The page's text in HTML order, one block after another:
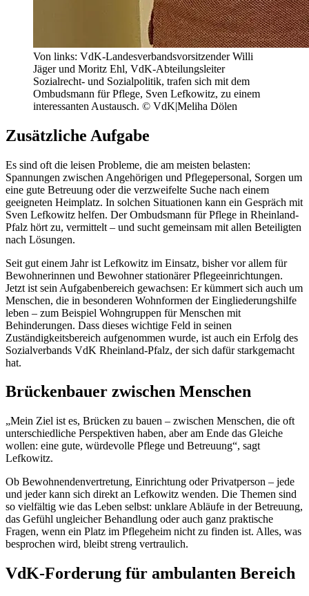
Von links: VdK-Landesverbandsvorsitzender Willi
Jäger und Moritz Ehl, VdK-Abteilungsleiter
Sozialrecht- und Sozialpolitik, trafen sich mit dem
Ombudsmann für Pflege, Sven Lefkowitz, zu einem
interessanten Austausch. © VdK|Meliha Dölen
Zusätzliche Aufgabe
Es sind oft die leisen Probleme, die am meisten belasten:
Spannungen zwischen Angehörigen und Pflegepersonal, Sorgen um
eine gute Betreuung oder die verzweifelte Suche nach einem
geeigneten Heimplatz. In solchen Situationen kann ein Gespräch mit
Sven Lefkowitz helfen. Der Ombudsmann für Pflege in Rheinland-
Pfalz hört zu, vermittelt – und sucht gemeinsam mit allen Beteiligten
nach Lösungen.
Seit gut einem Jahr ist Lefkowitz im Einsatz, bisher vor allem für
Bewohnerinnen und Bewohner stationärer Pflegeeinrichtungen.
Jetzt ist sein Aufgabenbereich gewachsen: Er kümmert sich auch um
Menschen, die in besonderen Wohnformen der Eingliederungshilfe
leben – zum Beispiel Wohngruppen für Menschen mit
Behinderungen. Dass dieses wichtige Feld in seinen
Zuständigkeitsbereich aufgenommen wurde, ist auch ein Erfolg des
Sozialverbands VdK Rheinland-Pfalz, der sich dafür starkgemacht
hat.
Brückenbauer zwischen Menschen
„Mein Ziel ist es, Brücken zu bauen – zwischen Menschen, die oft
unterschiedliche Perspektiven haben, aber am Ende das Gleiche
wollen: eine gute, würdevolle Pflege und Betreuung“, sagt
Lefkowitz.
Ob Bewohnendenvertretung, Einrichtung oder Privatperson – jede
und jeder kann sich direkt an Lefkowitz wenden. Die Themen sind
so vielfältig wie das Leben selbst: unklare Abläufe in der Betreuung,
das Gefühl ungleicher Behandlung oder auch ganz praktische
Fragen, wenn ein Platz im Pflegeheim nicht zu finden ist. Alles, was
besprochen wird, bleibt streng vertraulich.
VdK-Forderung für ambulanten Bereich